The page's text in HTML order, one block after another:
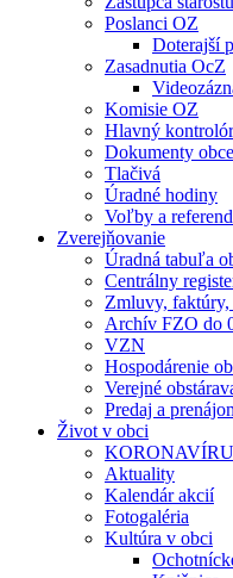
Poslanci OZ
Doterajší
Zasadnutia OcZ
Komisie OZ
Hlavný
Dokumenty obce
Tlačivá
Úradné hodiny
Voľby a
Zverejňovanie
Úradná tabuľa
Centrálny
Zmluvy,
Archív FZO do
VZN
Hospodárenie
Verejné
Predaj a
Život v obci
Aktuality
Kalendár akcií
Fotogaléria
Kultúra v obci